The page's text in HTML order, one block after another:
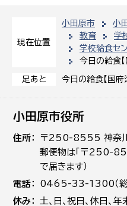
現在位置
小田原市 小
教育
学
学校給食セ
今日の給食
足あと 今日の給食【国府
小田原市役所
住所
〒250-8555 神奈
郵便物は「〒250-
で届きます）
電話
0465-33-1300（総
休み
土､日､祝日、休日、